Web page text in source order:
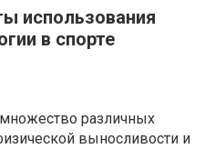
использования
в спорте
различных
выносливости и